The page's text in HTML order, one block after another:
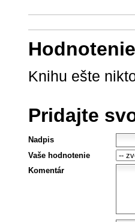
Knihu ešte
Pridajte
Nadpis
Vaše hodnotenie
Komentár